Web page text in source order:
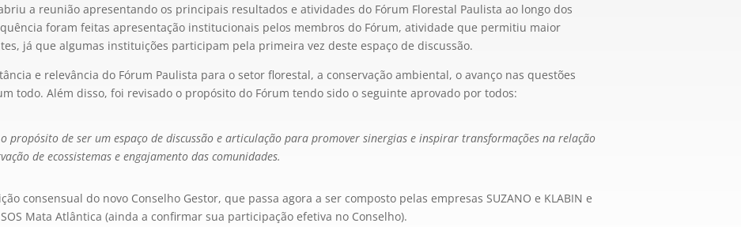
a reunião apresentando os principais resultados e atividades do Fórum Florestal Paulista ao longo dos
foram feitas apresentação institucionais pelos membros do Fórum, atividade que permitiu maior
já que algumas instituições participam pela primeira vez deste espaço de discussão.
e relevância do Fórum Paulista para o setor florestal, a conservação ambiental, o avanço nas questões
todo. Além disso, foi revisado o propósito do Fórum tendo sido o seguinte aprovado por todos:
propósito de ser um espaço de discussão e articulação para promover sinergias e inspirar transformações na relação
de ecossistemas e engajamento das comunidades.
consensual do novo Conselho Gestor, que passa agora a ser composto pelas empresas SUZANO e KLABIN e
Mata Atlântica (ainda a confirmar sua participação efetiva no Conselho).